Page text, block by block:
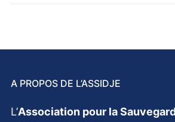
A PROPOS DE L’ASSIDJE
L’Association pour la